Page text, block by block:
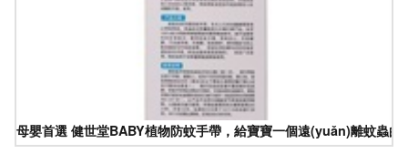
母嬰首選 健世堂BABY植物防蚊手帶，給寶寶一個遠(yuǎn)離蚊蟲的